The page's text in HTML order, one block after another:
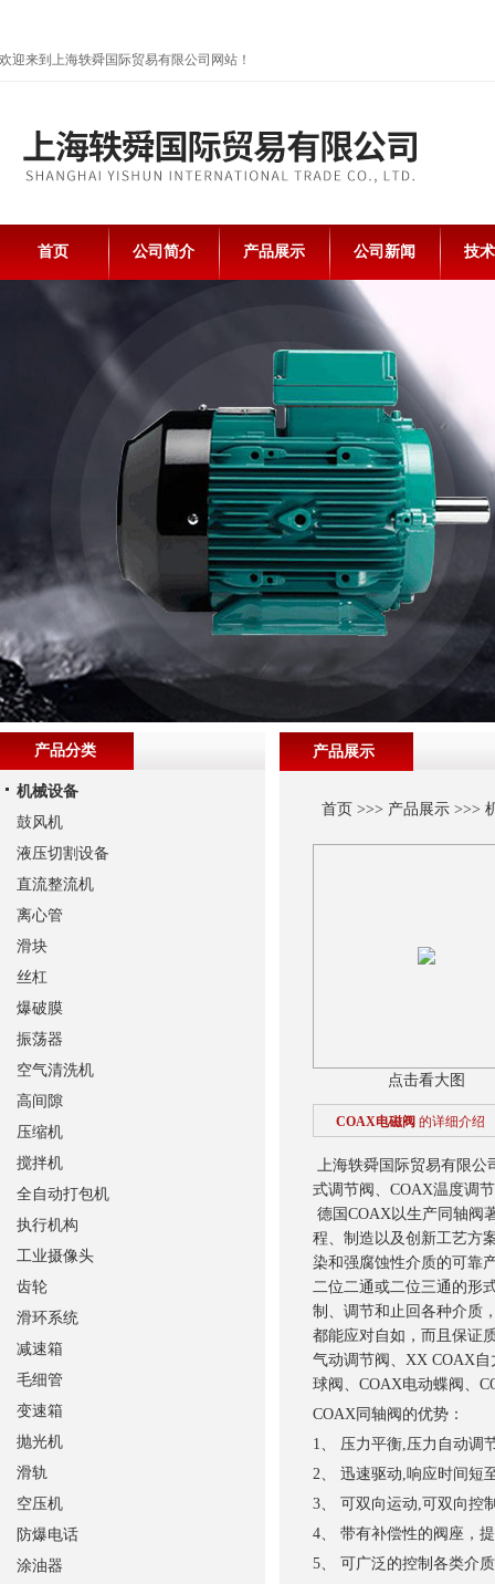
欢迎来到上海轶舜国际贸易有限公司网站！
首页 公司简介 产品展示 公司新闻 技
产品展示
首页 >>> 产品展示>>>
点击看大图
COAX电磁阀 的详细介绍
上海轶舜国际贸易有限公
式调节阀、COAX温度调
德国COAX以生产同轴阀
程、制造以及创新工艺方
染和强腐蚀性介质的可靠
二位二通或二位三通的形
制、调节和止回各种介质
都能应对自如，而且保证
气动调节阀、XX COAX
球阀、COAX电动蝶阀、
COAX同轴阀的优势：
1、 压力平衡,压力自动调
2、 迅速驱动,响应时间短
3、 可双向运动,可双向控
4、 带有补偿性的阀座，
5、 可广泛的控制各类介
产品分类
机械设备
鼓风机
液压切割设备
直流整流机
离心管
滑块
丝杠
爆破膜
振荡器
空气清洗机
高间隙
压缩机
搅拌机
全自动打包机
执行机构
工业摄像头
齿轮
滑环系统
减速箱
毛细管
变速箱
抛光机
滑轨
空压机
防爆电话
涂油器